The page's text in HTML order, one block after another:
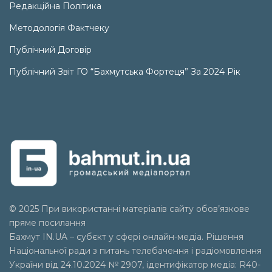
Редакційна Політика
Методологія Фактчеку
Публічний Договір
Публічний Звіт ГО “Бахмутська Фортеця” За 2024 Рік
© 2025 При використанні матеріалів сайту обов’язкове
пряме посилання
Бахмут IN.UA – субєкт у сфері онлайн-медіа. Рішення
Національної ради з питань телебачення і радіомовлення
України від 24.10.2024 № 2907, ідентифікатор медіа: R40-